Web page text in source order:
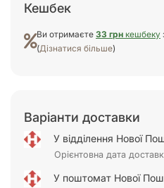
Кешбек
Ви отримаєте 33 грн кешбеку
(Дізнатися більше)
Варіанти доставки
У відділення Нової
Орієнтовна дата
У поштомат Нової